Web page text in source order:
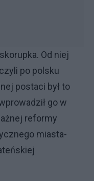
Od niej
po polsku
postaci był to
go w
reformy
miasta-